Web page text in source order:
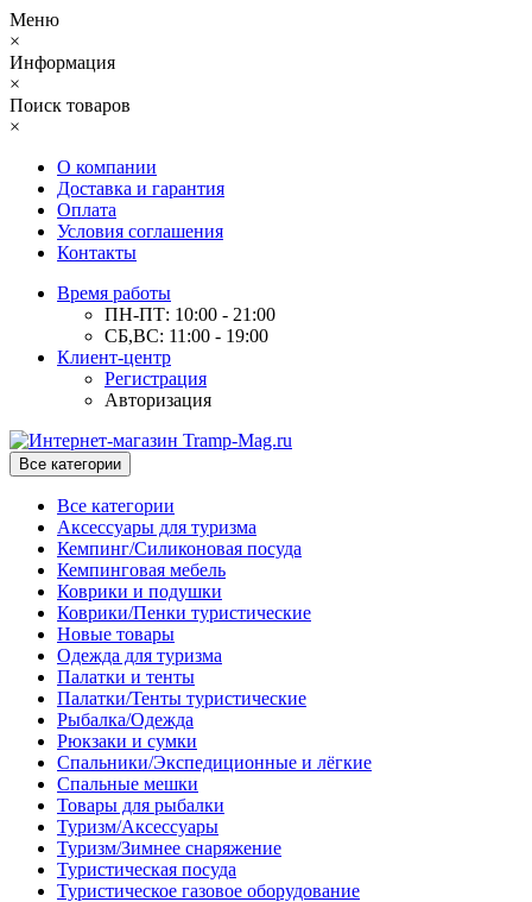
Меню
×
Информация
×
Поиск товаров
×
О компании
Доставка и гарантия
Оплата
Условия соглашения
Контакты
Время работы
ПН-ПТ: 10:00 - 21:00
СБ,ВС: 11:00 - 19:00
Клиент-центр
Регистрация
Авторизация
Все категории
Все категории
Аксессуары для туризма
Кемпинг/Силиконовая посуда
Кемпинговая мебель
Коврики и подушки
Коврики/Пенки туристические
Новые товары
Одежда для туризма
Палатки и тенты
Палатки/Тенты туристические
Рыбалка/Одежда
Рюкзаки и сумки
Спальники/Экспедиционные и лёгкие
Спальные мешки
Товары для рыбалки
Туризм/Аксессуары
Туризм/Зимнее снаряжение
Туристическая посуда
Туристическое газовое оборудование